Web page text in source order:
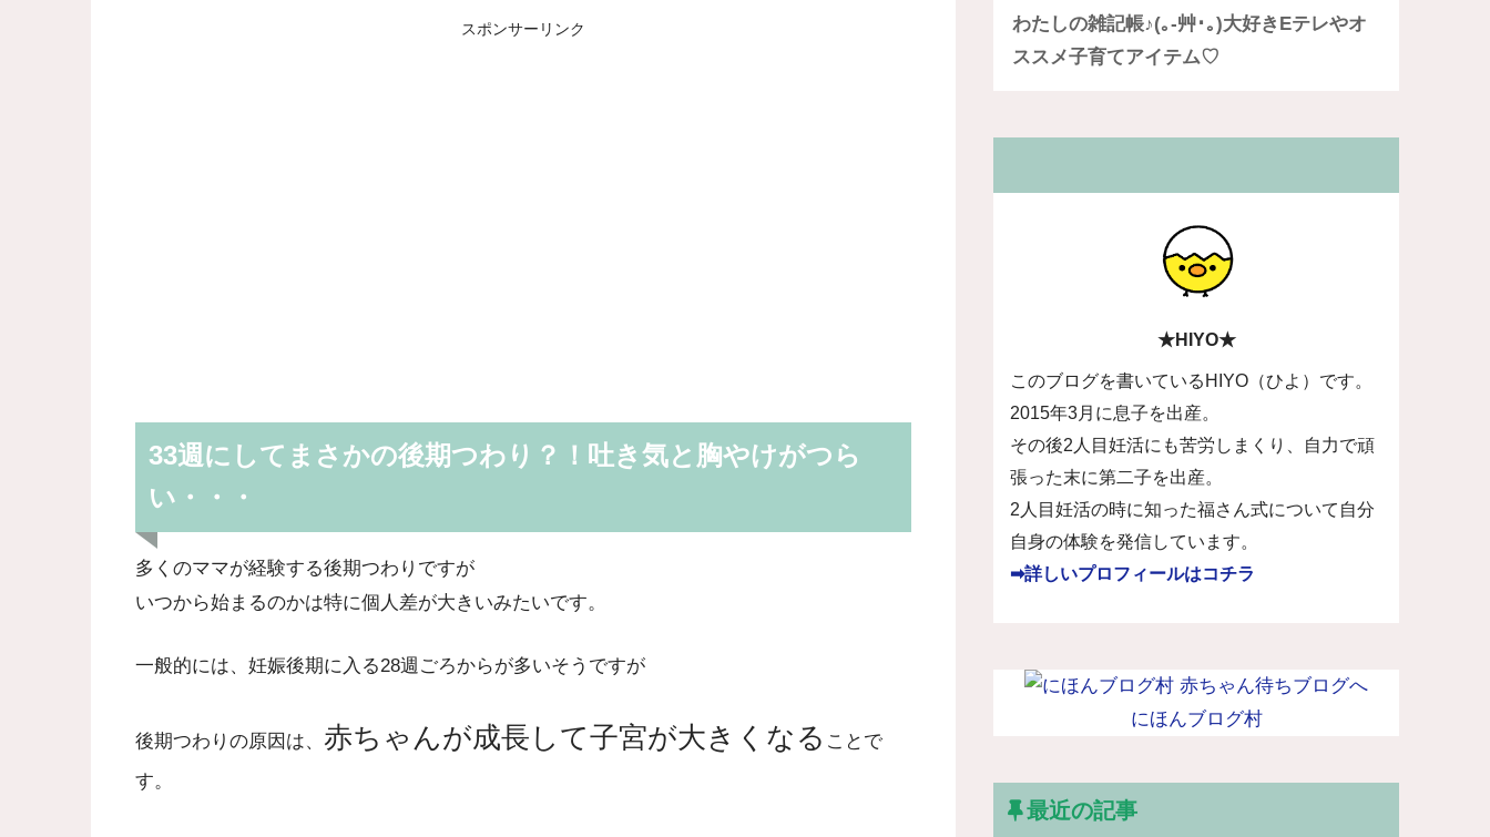
スポンサーリンク
33週にしてまさかの後期つわり？！吐き気と胸やけがつら
い・・・
多くのママが経験する後期つわりですが
いつから始まるのかは特に個人差が大きいみたいです。
一般的には、妊娠後期に入る28週ごろからが多いそうですが
後期つわりの原因は、 赤ちゃんが成長して子宮が大きくなる ことで
す。
わたしの雑記帳♪(｡-艸･｡)大好きEテレやオ
ススメ子育てアイテム♡
★HIYO★
このブログを書いているHIYO（ひよ）です。
2015年3月に息子を出産。
その後2人目妊活にも苦労しまくり、自力で頑
張った末に第二子を出産。
2人目妊活の時に知った福さん式について自分
自身の体験を発信しています。
➡詳しいプロフィールはコチラ
にほんブログ村
最近の記事